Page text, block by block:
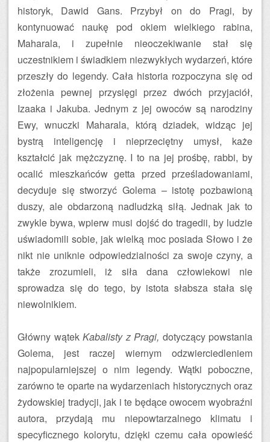
historyk, Dawid Gans. Przybył on do Pragi, by
kontynuować naukę pod okiem wielkiego rabina,
Maharala, i zupełnie nieoczekiwanie stał się
uczestnikiem i świadkiem niezwykłych wydarzeń, które
przeszły do legendy. Cała historia rozpoczyna się od
złożenia pewnej przysięgi przez dwóch przyjaciół,
Izaaka i Jakuba. Jednym z jej owoców są narodziny
Ewy, wnuczki Maharala, którą dziadek, widząc jej
bystrą inteligencję i nieprzeciętny umysł, każe
kształcić jak mężczyznę. I to na jej prośbę, rabbi, by
ocalić mieszkańców getta przed prześladowaniami,
decyduje się stworzyć Golema – istotę pozbawioną
duszy, ale obdarzoną nadludzką siłą. Jednak jak to
zwykle bywa, wpierw musi dojść do tragedii, by ludzie
uświadomili sobie, jak wielką moc posiada Słowo i że
nikt nie uniknie odpowiedzialności za swoje czyny, a
także zrozumieli, iż siła dana człowiekowi nie
sprowadza się do tego, by istota słabsza stała się
niewolnikiem.
Główny wątek Kabalisty z Pragi, dotyczący powstania
Golema, jest raczej wiernym odzwierciedleniem
najpopularniejszej o nim legendy. Wątki poboczne,
zarówno te oparte na wydarzeniach historycznych oraz
żydowskiej tradycji, jak i te będące owocem wyobraźni
autora, przydają mu niepowtarzalnego klimatu i
specyficznego kolorytu, dzięki czemu cała opowieść